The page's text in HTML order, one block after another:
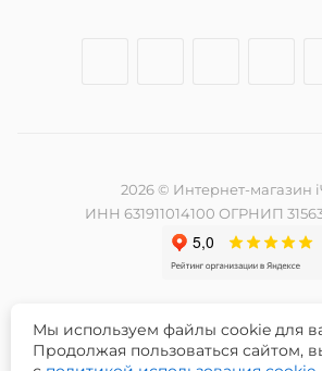
2026 © Интернет-магазин
ИНН 631911014100 ОГРНИП
Разработка и продвижение
Мы используем файлы cookie для
Продолжая пользоваться сайтом,